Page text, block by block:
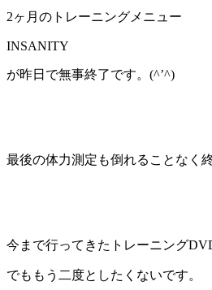
2ヶ月のトレーニングメニュー
INSANITY
が昨日で無事終了です。(^’^)
最後の体力測定も倒れることなく
今まで行ってきたトレーニング
でももう二度としたくないです。